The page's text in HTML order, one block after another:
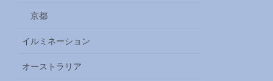
京都
イルミネーション
オーストラリア